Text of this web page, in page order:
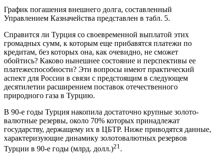
График погашения внешнего долга, составленный
Управлением Казначейства представлен в табл. 5.
Справится ли Турция со своевременной выплатой этих
громадных сумм, к которым еще прибавятся платежи по
кредитам, без которых она, как очевидно, не сможет
обойтись? Каково нынешнее состояние и перспективы ее
платежеспособности? Эти вопросы имеют практический
аспект для России в связи с предстоящим в следующем
десятилетии расширением поставок отечественного
природного газа в Турцию.
В 90-е годы Турция накопила достаточно крупные золото-
валютные резервы, около 70% которых принадлежат
государству, держащему их в ЦБТР. Ниже приводятся данные,
характеризующие динамику золотовалютных резервов
Турции в 90-е годы (млрд. долл.)21 .